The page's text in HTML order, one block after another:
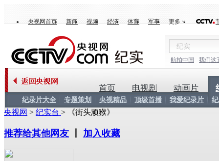
央视网首页 新闻 视频 经济 体育 军事 更多
航拍中国 我们这
首页 电视剧 动画片
纪录片大全 专题策划 央视精品 顶级首播 我爱纪录片
央视网 > 纪实台 > 《街头顽猴》
推荐给其他网友 加入收藏